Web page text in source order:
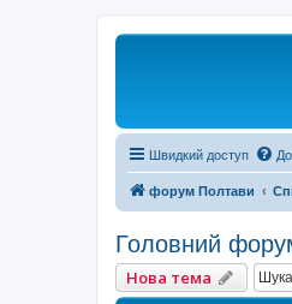
Швидкий доступ
форум Полтави
Головний
Нова тема